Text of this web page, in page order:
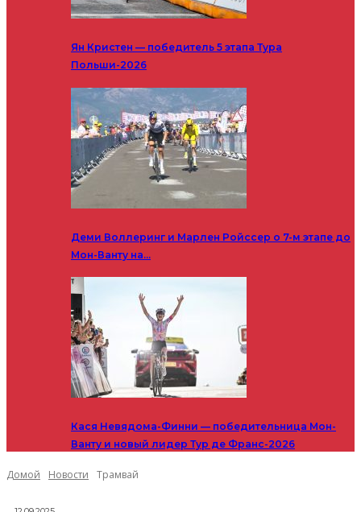
Ян Кристен — победитель 5 этапа Тура
Польши-2026
Деми Воллеринг и Марлен Ройссер о 7-м этапе до
Мон-Ванту на…
Кася Невядома-Финни — победительница Мон-
Ванту и новый лидер Тур де Франс-2026
Домой Новости Трамвай